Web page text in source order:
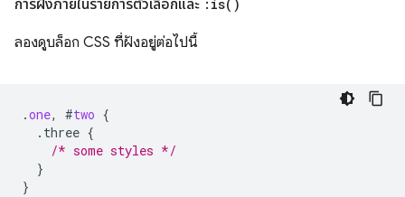
การฝังภายในรายการตัวเลือกและ : is( )
ลองดูบล็อก CSS ที่ฝังอยู่ต่อไปนี้
.one, #two {
.three {
/* some styles */
}
}